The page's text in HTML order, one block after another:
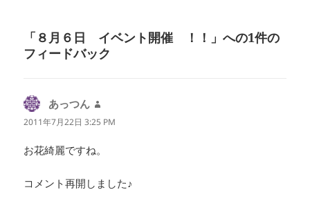
「８月６日 イベント開催 ！！」への1件の
フィードバック
あっつん
り:
2011年7月22日 3:25 PM
お花綺麗ですね。
コメント再開しました♪